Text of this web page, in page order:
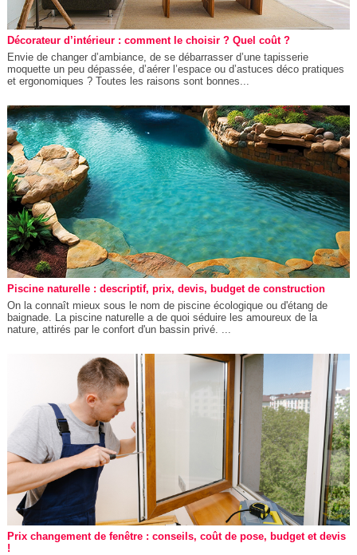
Décorateur d’intérieur : comment le choisir ? Quel coût ?
Envie de changer d’ambiance, de se débarrasser d’une tapisserie
moquette un peu dépassée, d’aérer l’espace ou d’astuces déco pratiques
et ergonomiques ? Toutes les raisons sont bonnes...
Piscine naturelle : descriptif, prix, devis, budget de construction
On la connaît mieux sous le nom de piscine écologique ou d'étang de
baignade. La piscine naturelle a de quoi séduire les amoureux de la
nature, attirés par le confort d'un bassin privé. ...
Prix changement de fenêtre : conseils, coût de pose, budget et devis
!